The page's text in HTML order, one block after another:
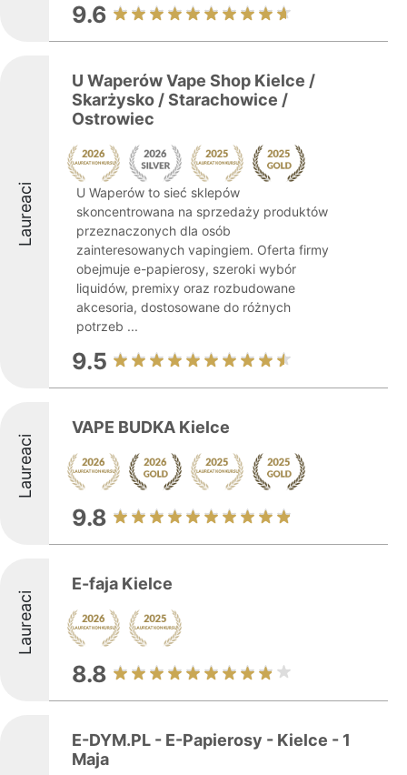
9.6
Laureaci
U Waperów Vape Shop Kielce /
Skarżysko / Starachowice /
Ostrowiec
U Waperów to sieć sklepów
skoncentrowana na sprzedaży produktów
przeznaczonych dla osób
zainteresowanych vapingiem. Oferta firmy
obejmuje e-papierosy, szeroki wybór
liquidów, premixy oraz rozbudowane
akcesoria, dostosowane do różnych
potrzeb ...
9.5
Laureaci
VAPE BUDKA Kielce
9.8
Laureaci
E-faja Kielce
8.8
E-DYM.PL - E-Papierosy - Kielce - 1
Maja